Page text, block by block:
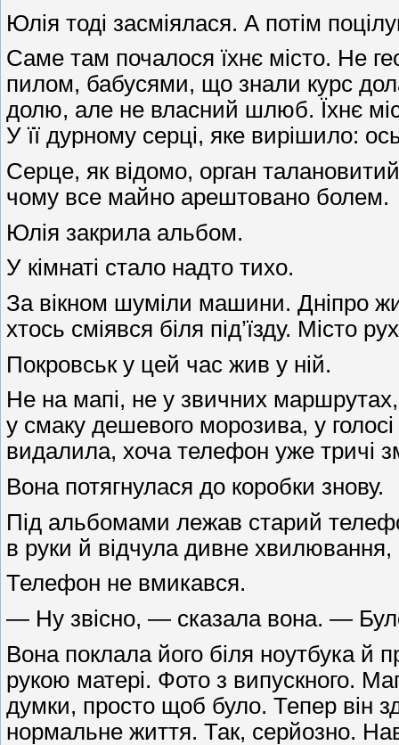
Юлія тоді засміялася. А потім
Саме там почалося їхнє місто. Не
пилом, бабусями, що знали курс
долю, але не власний шлюб. Їхнє
У її дурному серці, яке вирішило:
Серце, як відомо, орган
чому все майно арештовано болем.
Юлія закрила альбом.
У кімнаті стало надто тихо.
За вікном шуміли машини. Дніпро
хтось сміявся біля під’їзду.
Покровськ у цей час жив у ній.
Не на мапі, не у звичних маршрутах,
у смаку дешевого морозива, у
видалила, хоча телефон уже тричі
Вона потягнулася до коробки знову.
Під альбомами лежав старий
в руки й відчула дивне хвилювання,
Телефон не вмикався.
— Ну звісно, — сказала вона. —
Вона поклала його біля ноутбука й
рукою матері. Фото з випускного.
думки, просто щоб було. Тепер він
нормальне життя. Так, серйозно.